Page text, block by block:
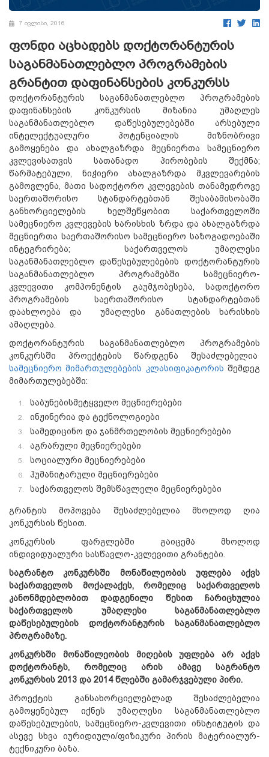
7 ივლისი, 2016
ფონდი აცხადებს დოქტორანტურის
საგანმანათლებლო პროგრამების
გრანტით დაფინანსების კონკურსს
დოქტორანტურის საგანმანათლებლო პროგრამების
დაფინანსების კონკურსის მიზანია უმაღლეს
საგანმანათლებლო დაწესებულებებში არსებული
ინტელექტუალური პოტენციალის მიზნობრივი
გამოყენება და ახალგაზრდა მეცნიერთა სამეცნიერო
კვლევისათვის სათანადო პირობების შექმნა;
წარმატებული, ნიჭიერი ახალგაზრდა მკვლევარების
გამოვლენა, მათი სადოქტორო კვლევების თანამედროვე
საერთაშორისო სტანდარტებთან შესაბამისობაში
განხორციელების ხელშეწყობით საქართველოში
სამეცნიერო კვლევების ხარისხის ზრდა და ახალგაზრდა
მეცნიერთა საერთაშორისო სამეცნიერო საზოგადოებაში
ინტეგრირება; საქართველოს უმაღლესი
საგანმანათლებლო დაწესებულებების დოქტორანტურის
საგანმანათლებლო პროგრამებში სამეცნიერო-
კვლევითი კომპონენტის გაუმჯობესება, სადოქტორო
პროგრამების საერთაშორისო სტანდარტებთან
დაახლოება და უმაღლესი განათლების ხარისხის
ამაღლება.
დოქტორანტურის საგანმანათლებლო პროგრამების
კონკურსში პროექტების წარდგენა შესაძლებელია
სამეცნიერო მიმართულებების კლასიფიკატორის შემდეგ
მიმართულებებში:
საბუნებისმეტყველო მეცნიერებები
ინჟინერია და ტექნოლოგიები
სამედიცინო და ჯანმრთელობის მეცნიერებები
აგრარული მეცნიერებები
სოციალური მეცნიერებები
ჰუმანიტარული მეცნიერებები
საქართველოს შემსწავლელი მეცნიერებები
გრანტის მოპოვება შესაძლებელია მხოლოდ ღია
კონკურსის წესით.
კონკურსის ფარგლებში გაიცემა მხოლოდ
ინდივიდუალური სასწავლო-კვლევითი გრანტები.
საგრანტო კონკურსში მონაწილეობის უფლება აქვს
საქართველოს მოქალაქეს, რომელიც საქართველოს
კანონმდებლობით დადგენილი წესით ჩარიცხულია
საქართველოს უმაღლესი საგანმანათლებლო
დაწესებულების დოქტორანტურის საგანმანათლებლო
პროგრამაზე.
კონკურსში მონაწილეობის მიღების უფლება არ აქვს
დოქტორანტს, რომელიც არის ამავე საგრანტო
კონკურსის 2013 და 2014 წლებში გამარჯვებული პირი.
პროექტის განსახორციელებლად შესაძლებელია
გამოყენებულ იქნეს უმაღლესი საგანმანათლებლო
დაწესებულების, სამეცნიერო-კვლევითი ინსტიტუტის და
ასევე სხვა იურიდიული/ფიზიკური პირის მატერიალურ-
ტექნიკური ბაზა.